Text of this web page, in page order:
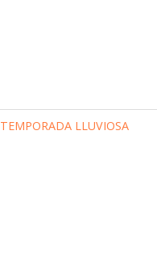
TEMPORADA LLUVIOSA